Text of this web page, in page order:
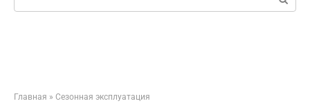
Главная » Сезонная эксплуатация